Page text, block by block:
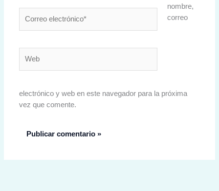
electrónico*
nombre,
correo
electrónico y web en este navegador para la próxima
vez que comente.